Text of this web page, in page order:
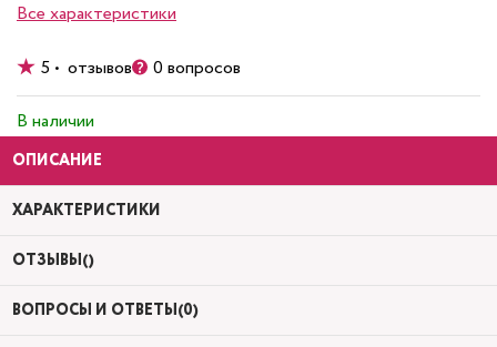
Все характеристики
5 • отзывов 0 вопросов
В наличии
ОПИСАНИЕ
ХАРАКТЕРИСТИКИ
ОТЗЫВЫ()
ВОПРОСЫ И ОТВЕТЫ(0)